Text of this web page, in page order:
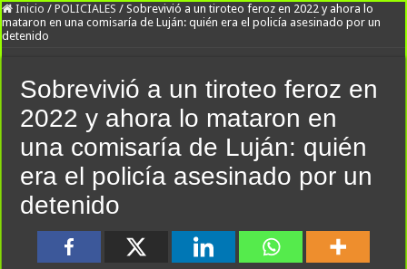
Inicio / POLICIALES / Sobrevivió a un tiroteo feroz en 2022 y ahora lo
mataron en una comisaría de Luján: quién era el policía asesinado por un
detenido
Sobrevivió a un tiroteo feroz en
2022 y ahora lo mataron en
una comisaría de Luján: quién
era el policía asesinado por un
detenido